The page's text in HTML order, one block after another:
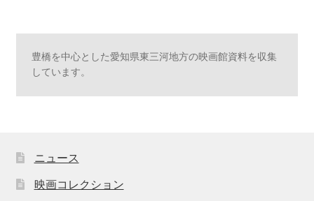
豊橋を中心とした愛知県東三河地方の映画館資料を収集
しています。
ニュース
映画コレクション